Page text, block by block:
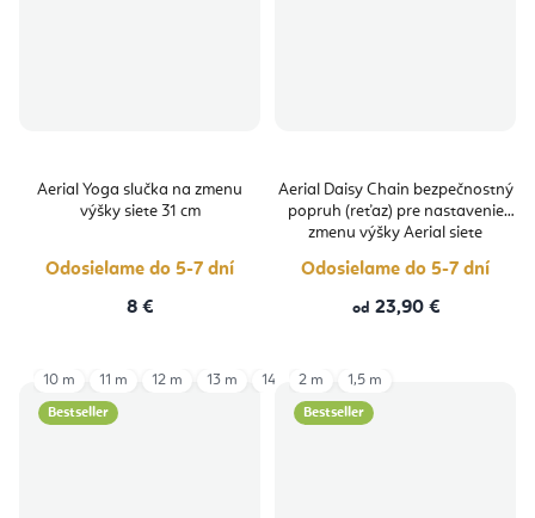
Aerial Yoga slučka na zmenu
výšky siete 31 cm
Odosielame do 5-7 dní
8 €
Aerial Daisy Chain bezpečnostný
popruh (reťaz) pre nastavenie
zmenu výšky Aerial siete
Odosielame do 5-7 dní
od 23,90 €
Bestseller
10 m 11 m 12 m 13 m 14 m 6 m 7 m
Bestseller
2 m 1,5 m